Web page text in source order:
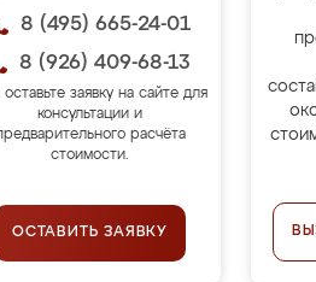
8 (495) 665-24-01
8 (926) 409-68-13
заявку на сайте для
консультации и
расчёта
стоимости.
ОСТАВИТЬ ЗАЯВКУ